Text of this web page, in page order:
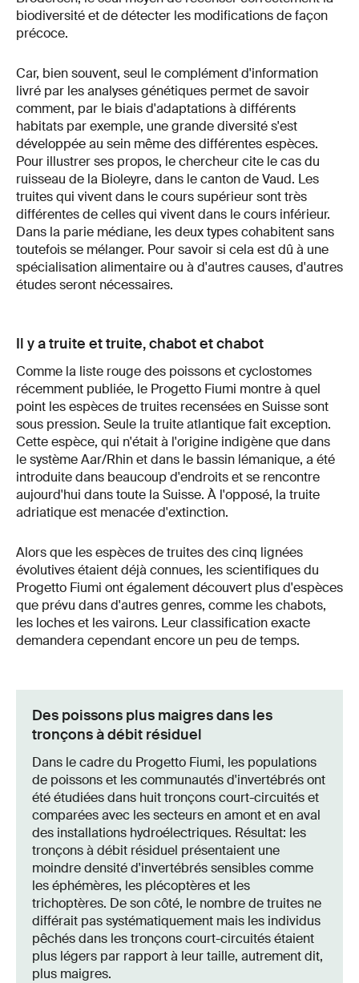
biodiversité et de détecter les modifications de façon
précoce.
Car, bien souvent, seul le complément d'information
livré par les analyses génétiques permet de savoir
comment, par le biais d'adaptations à différents
habitats par exemple, une grande diversité s'est
développée au sein même des différentes espèces.
Pour illustrer ses propos, le chercheur cite le cas du
ruisseau de la Bioleyre, dans le canton de Vaud. Les
truites qui vivent dans le cours supérieur sont très
différentes de celles qui vivent dans le cours inférieur.
Dans la parie médiane, les deux types cohabitent sans
toutefois se mélanger. Pour savoir si cela est dû à une
spécialisation alimentaire ou à d'autres causes, d'autres
études seront nécessaires.
Il y a truite et truite, chabot et chabot
Comme la liste rouge des poissons et cyclostomes
récemment publiée, le Progetto Fiumi montre à quel
point les espèces de truites recensées en Suisse sont
sous pression. Seule la truite atlantique fait exception.
Cette espèce, qui n'était à l'origine indigène que dans
le système Aar/Rhin et dans le bassin lémanique, a été
introduite dans beaucoup d'endroits et se rencontre
aujourd'hui dans toute la Suisse. À l'opposé, la truite
adriatique est menacée d'extinction.
Alors que les espèces de truites des cinq lignées
évolutives étaient déjà connues, les scientifiques du
Progetto Fiumi ont également découvert plus d'espèces
que prévu dans d'autres genres, comme les chabots,
les loches et les vairons. Leur classification exacte
demandera cependant encore un peu de temps.
Des poissons plus maigres dans les
tronçons à débit résiduel
Dans le cadre du Progetto Fiumi, les populations
de poissons et les communautés d'invertébrés ont
été étudiées dans huit tronçons court-circuités et
comparées avec les secteurs en amont et en aval
des installations hydroélectriques. Résultat: les
tronçons à débit résiduel présentaient une
moindre densité d'invertébrés sensibles comme
les éphémères, les plécoptères et les
trichoptères. De son côté, le nombre de truites ne
différait pas systématiquement mais les individus
pêchés dans les tronçons court-circuités étaient
plus légers par rapport à leur taille, autrement dit,
plus maigres.